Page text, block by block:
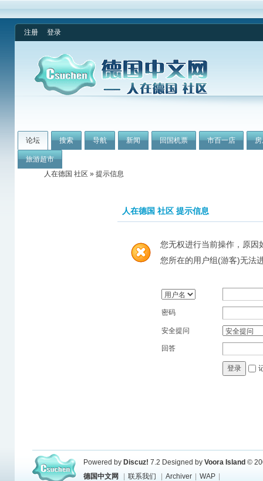
注册 登录
论坛 搜索 导航 新闻 回国机票 市百一店
旅游超市
人在德国 社区 » 提示信息
人在德国 社区 提示信息
您无权进行当前操作，原因
您所在的用户组(游客)无法
密码
安全提问
回答
登录
Powered by Discuz! 7.2 Designed by Voora Island ©
德国中文网
联系我们 Archiver WAP